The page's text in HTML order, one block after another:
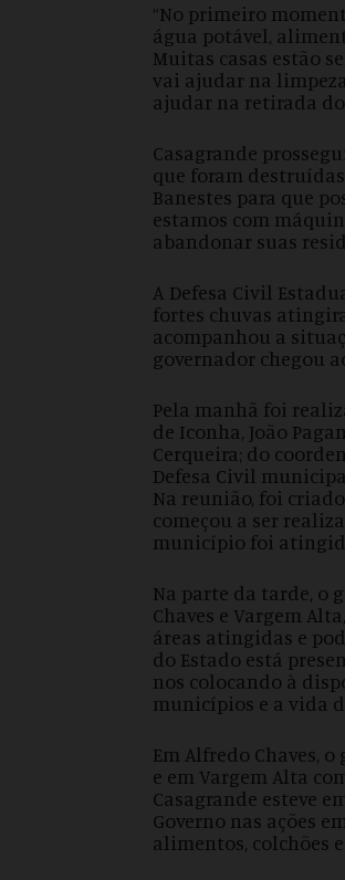
“No primeiro
água potável,
Muitas casas estão
vai ajudar na limpeza
ajudar na retirada
Casagrande
que foram
Banestes para que
estamos com
abandonar suas
A Defesa Civil
fortes chuvas
acompanhou a
governador chegou
Pela manhã foi
de Iconha, João
Cerqueira; do
Defesa Civil
Na reunião, foi
começou a ser
município foi
Na parte da tarde, o
Chaves e Vargem
áreas atingidas e
do Estado está
nos colocando à
municípios e a vida
Em Alfredo Chaves,
e em Vargem Alta
Casagrande esteve
Governo nas ações
alimentos, colchões